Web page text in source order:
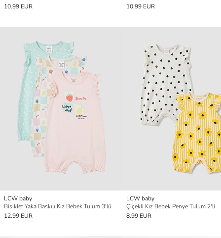
10.99 EUR
10.99 EUR
LCW baby
Bisiklet Yaka Baskılı Kız Bebek Tulum 3'lü
12.99 EUR
LCW baby
Çiçekli Kız Bebek Penye Tulum 2'li
8.99 EUR